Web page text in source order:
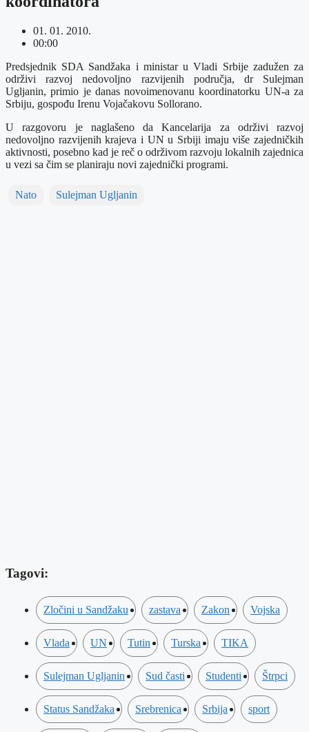
01. 01. 2010.
00:00
Predsjednik SDA Sandžaka i ministar u Vladi Srbije zadužen za
održivi razvoj nedovoljno razvijenih područja, dr Sulejman
Ugljanin, primio je danas novoimenovanu koordinatorku UN-a za
Srbiju, gospođu Irenu Vojačakovu Sollorano.
U razgovoru je naglašeno da Kancelarija za održivi razvoj
nedovoljno razvijenih krajeva i UN u Srbiji imaju više zajedničkih
aktivnosti, posebno kad je reč o održivom razvoju lokalnih zajednica
u vezi sa čim se planiraju novi zajednički programi.
Nato Sulejman Ugljanin
Tagovi:
Zločini u Sandžaku zastava Zakon Vojska
Vlada UN Tutin Turska TIKA
Sulejman Ugljanin Sud časti Studenti Štrpci
Status Sandžaka Srebrenica Srbija sport